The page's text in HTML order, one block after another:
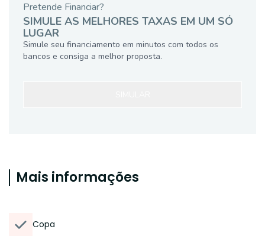
Pretende Financiar?
SIMULE AS MELHORES TAXAS EM UM SÓ
LUGAR
Simule seu financiamento em minutos com todos os
bancos e consiga a melhor proposta.
Mais informações
Copa